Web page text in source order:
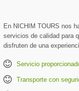
En NICHIM TOURS nos
servicios de calidad para
disfruten de una
Servicio
Transporte con